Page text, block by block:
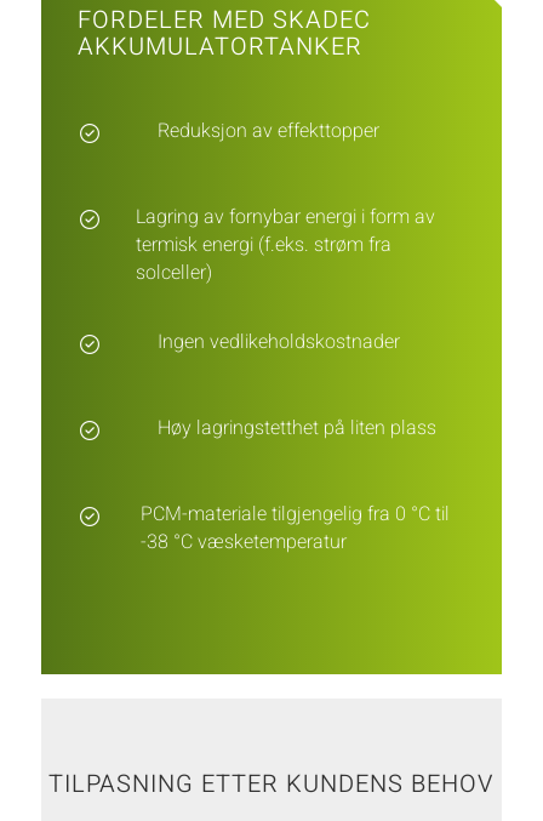
FORDELER MED SKADEC
AKKUMULATORTANKER
Reduksjon av effekttopper
Lagring av fornybar energi i form av
termisk energi (f.eks. strøm fra
solceller)
Ingen vedlikeholdskostnader
Høy lagringstetthet på liten plass
PCM-materiale tilgjengelig fra 0 °C til
-38 °C væsketemperatur
TILPASNING ETTER KUNDENS BEHOV